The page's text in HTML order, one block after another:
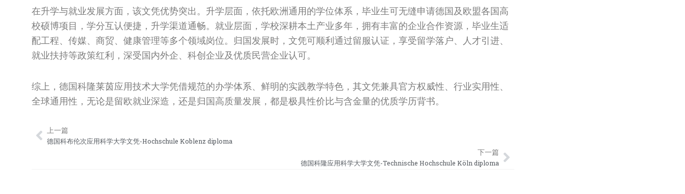
在升学与就业发展方面，该文凭优势突出。升学层面，依托欧洲通用的学位体系，毕业生可无缝申请德国及欧盟各国高
校硕博项目，学分互认便捷，升学渠道通畅。就业层面，学校深耕本土产业多年，拥有丰富的企业合作资源，毕业生适
配工程、传媒、商贸、健康管理等多个领域岗位。归国发展时，文凭可顺利通过留服认证，享受留学落户、人才引进、
就业扶持等政策红利，深受国内外企、科创企业及优质民营企业认可。
综上，德国科隆莱茵应用技术大学凭借规范的办学体系、鲜明的实践教学特色，其文凭兼具官方权威性、行业实用性、
全球通用性，无论是留欧就业深造，还是归国高质量发展，都是极具性价比与含金量的优质学历背书。
Prev
上一篇
德国科布伦次应用科学大学文凭-Hochschule Koblenz diploma
下一篇
德国科隆应用科学大学文凭-Technische Hochschule Köln diploma